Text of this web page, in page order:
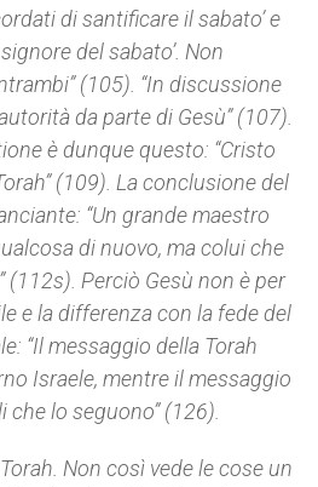
di santificare il sabato’ e
del sabato’. Non
(105). “In discussione
da parte di Gesù” (107).
è dunque questo: “Cristo
” (109). La conclusione del
“Un grande maestro
di nuovo, ma colui che
(112s). Perciò Gesù non è per
e la differenza con la fede del
“Il messaggio della Torah
Israele, mentre il messaggio
lo seguono” (126).
Non così vede le cose un